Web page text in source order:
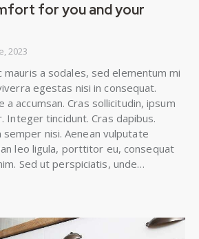
for you and your
2023
mauris a sodales, sed elementum mi
egestas nisi in consequat.
a accumsan. Cras sollicitudin, ipsum
Integer tincidunt. Cras dapibus.
nisi. Aenean vulputate
leo ligula, porttitor eu, consequat
Sed ut perspiciatis, unde…